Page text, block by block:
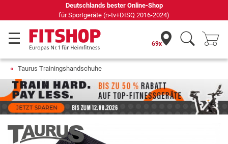
Seit 42 Jahren Ihr Experte für Heimfitness
69x
Taurus Trainingshandschuhe